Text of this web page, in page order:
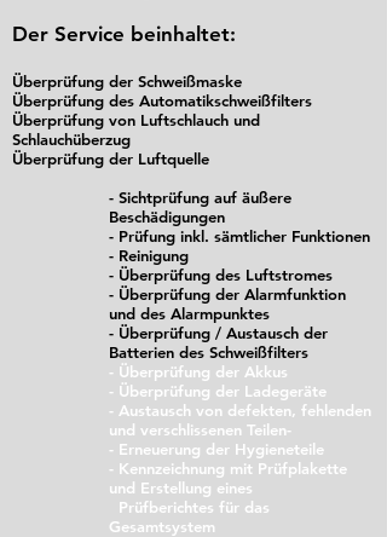
Der Service beinhaltet:
Überprüfung der Schweißmaske
Überprüfung des Automatikschweißfilters
Überprüfung von Luftschlauch und
Schlauchüberzug
Überprüfung der Luftquelle
- Sichtprüfung auf äußere
Beschädigungen
- Prüfung inkl. sämtlicher Funktionen
- Reinigung
- Überprüfung des Luftstromes
- Überprüfung der Alarmfunktion
und des Alarmpunktes
- Überprüfung / Austausch der
Batterien des Schweißfilters
- Überprüfung der Akkus
- Überprüfung der Ladegeräte
- Austausch von defekten, fehlenden
und verschlissenen Teilen-
- Erneuerung der Hygieneteile
- Kennzeichnung mit Prüfplakette
und Erstellung eines
Prüfberichtes für das
Gesamtsystem